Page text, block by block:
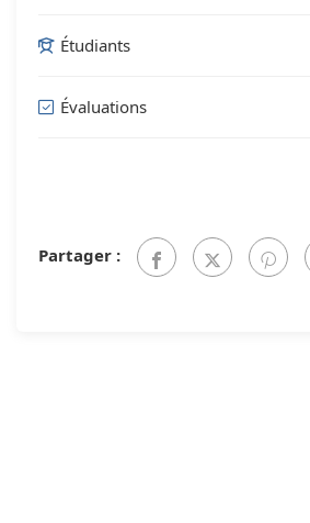
Étudiants
Évaluations
Partager :